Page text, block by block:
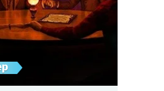
1-2 ч.
Детектив
Мини-квестория
собрались здесь, чтобы